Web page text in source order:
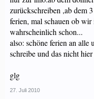
zurückschreiben ,ab dem
ferien, mal schauen ob
wahrscheinlich schon...
also: schöne ferien an
schreibe und das nicht
glg
27. Juli 2010